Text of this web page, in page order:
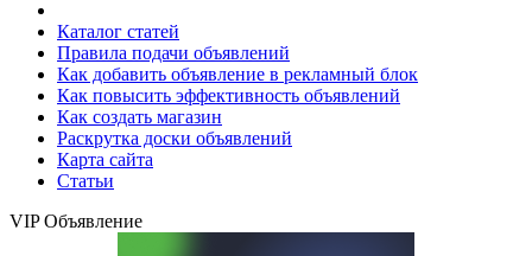
Каталог статей
Правила подачи объявлений
Как добавить объявление в рекламный блок
Как повысить эффективность объявлений
Как создать магазин
Раскрутка доски объявлений
Карта сайта
Статьи
VIP Объявление